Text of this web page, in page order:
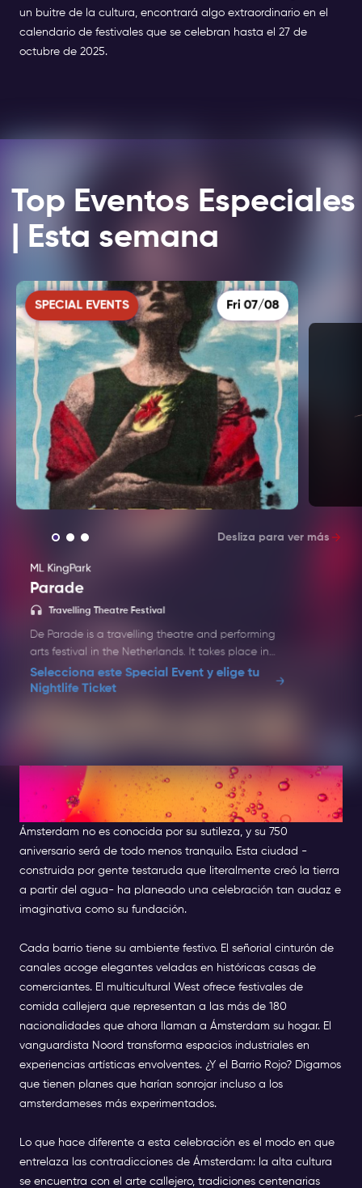
un buitre de la cultura, encontrará algo extraordinario en el
calendario de festivales que se celebran hasta el 27 de
octubre de 2025.
Top Eventos Especiales
| Esta semana
SPECIAL EVENTS Fri 07/08
ML KingPark
Parade
Travelling Theatre Festival
De Parade is a travelling theatre and performing
arts festival in the Netherlands. It takes place in
different cities during the summer and offers short
theatre shows, comedy, dance, music, food, and
music festival.
Music: Hip-Hop . R&B . House . Dancehall .
Techno
Dress Code: Party Chic
Event Time: 18:00 - 02:00
guestlist for this Special Event by selecting it
alongside your Amsterdam Nightlife Ticket. You
can choose one Special Event per day at no
extra cost.
Ticket Information: Kindly note that the
this Special Event is not your official entry ticket.
Your official event ticket will be sent to you 1–2
Selecciona este Special Event y elige tu
Nightlife Ticket
Desliza para ver más
El Big Bang: Una ciudad en
modo de celebración
Ámsterdam no es conocida por su sutileza, y su 750
aniversario será de todo menos tranquilo. Esta ciudad -
construida por gente testaruda que literalmente creó la tierra
a partir del agua- ha planeado una celebración tan audaz e
imaginativa como su fundación.
Cada barrio tiene su ambiente festivo. El señorial cinturón de
canales acoge elegantes veladas en históricas casas de
comerciantes. El multicultural West ofrece festivales de
comida callejera que representan a las más de 180
nacionalidades que ahora llaman a Ámsterdam su hogar. El
vanguardista Noord transforma espacios industriales en
experiencias artísticas envolventes. ¿Y el Barrio Rojo? Digamos
que tienen planes que harían sonrojar incluso a los
amsterdameses más experimentados.
Lo que hace diferente a esta celebración es el modo en que
entrelaza las contradicciones de Ámsterdam: la alta cultura
se encuentra con el arte callejero, tradiciones centenarias